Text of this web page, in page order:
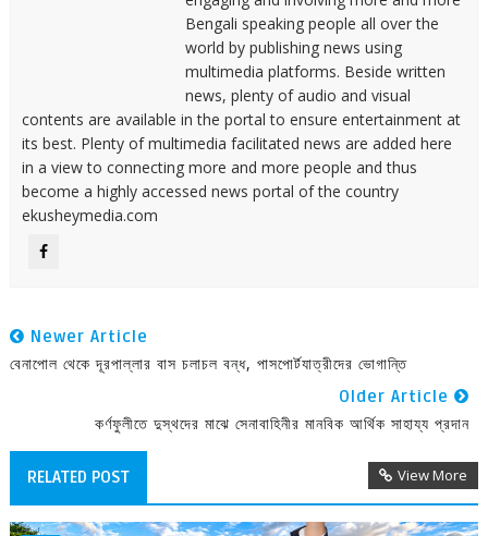
Bengali speaking people all over the
world by publishing news using
multimedia platforms. Beside written
news, plenty of audio and visual
contents are available in the portal to ensure entertainment at
its best. Plenty of multimedia facilitated news are added here
in a view to connecting more and more people and thus
become a highly accessed news portal of the country
ekusheymedia.com
Newer Article
বেনাপোল থেকে দূরপাল্লার বাস চলাচল বন্ধ, পাসপোর্টযাত্রীদের ভোগান্তি
Older Article
কর্ণফুলীতে দুস্থদের মাঝে সেনাবাহিনীর মানবিক আর্থিক সাহায্য প্রদান
RELATED POST View More